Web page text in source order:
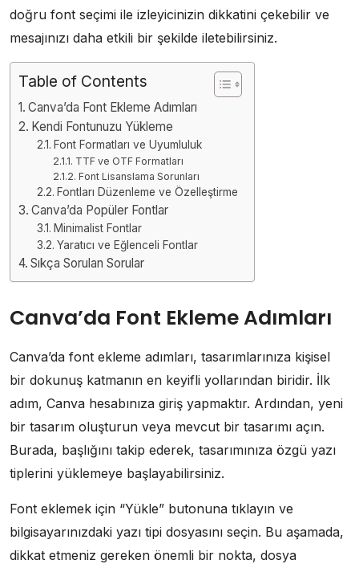
doğru font seçimi ile izleyicinizin dikkatini çekebilir ve
mesajınızı daha etkili bir şekilde iletebilirsiniz.
Table of Contents
Canva’da Font Ekleme Adımları
Kendi Fontunuzu Yükleme
Font Formatları ve Uyumluluk
TTF ve OTF Formatları
Font Lisanslama Sorunları
Fontları Düzenleme ve Özelleştirme
Canva’da Popüler Fontlar
Minimalist Fontlar
Yaratıcı ve Eğlenceli Fontlar
Sıkça Sorulan Sorular
Canva’da Font Ekleme Adımları
Canva’da font ekleme adımları, tasarımlarınıza kişisel
bir dokunuş katmanın en keyifli yollarından biridir. İlk
adım, Canva hesabınıza giriş yapmaktır. Ardından, yeni
bir tasarım oluşturun veya mevcut bir tasarımı açın.
Burada, başlığını takip ederek, tasarımınıza özgü yazı
tiplerini yüklemeye başlayabilirsiniz.
Font eklemek için “Yükle” butonuna tıklayın ve
bilgisayarınızdaki yazı tipi dosyasını seçin. Bu aşamada,
dikkat etmeniz gereken önemli bir nokta, dosya